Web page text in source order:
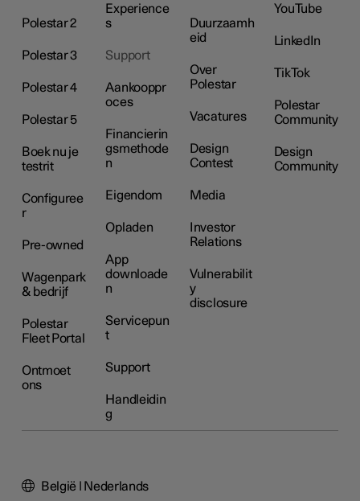
Polestar 2
Polestar 3
Polestar 4
Polestar 5
Boek nu je
testrit
Configuree
r
Pre-owned
Wagenpark
& bedrijf
Polestar
Fleet Portal
Ontmoet
ons
Experience
s
Support
Aankooppr
oces
Financierin
gsmethode
n
Eigendom
Opladen
App
downloade
n
Servicepun
t
Support
Handleidin
g
Duurzaamh
eid
Over
Polestar
Vacatures
Design
Contest
Media
Investor
Relations
Vulnerabilit
y
disclosure
YouTube
LinkedIn
TikTok
Polestar
Community
Design
Community
België | Nederlands